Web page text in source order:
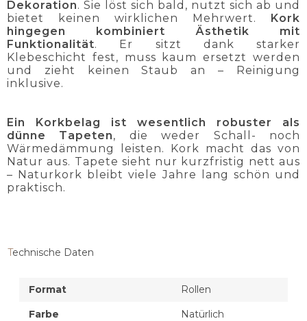
Dekoration. Sie löst sich bald, nutzt sich ab und
bietet keinen wirklichen Mehrwert. Kork
hingegen
kombiniert Ästhetik mit
Funktionalität. Er sitzt dank starker
Klebeschicht fest, muss kaum ersetzt werden
und zieht keinen Staub an – Reinigung
inklusive.
Ein Korkbelag ist wesentlich robuster als
dünne Tapeten, die weder Schall- noch
Wärmedämmung leisten. Kork macht das von
Natur aus. Tapete sieht nur kurzfristig nett aus
– Naturkork bleibt viele Jahre lang schön und
praktisch.
Technische Daten
Format
Rollen
Farbe
Natürlich